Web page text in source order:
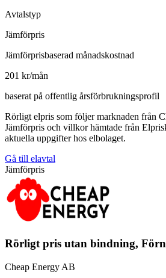
Avtalstyp
Jämförpris
Jämförprisbaserad månadskostnad
201 kr/mån
baserat på offentlig årsförbrukningsprofil
Rörligt elpris som följer marknaden från
Jämförpris och villkor hämtade från
aktuella uppgifter hos elbolaget.
Gå till elavtal
Jämförpris
Rörligt pris utan bindning,
Cheap Energy AB